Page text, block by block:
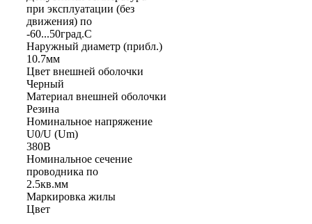
при эксплуатации (без
движения) по
-60...50град.C
Наружный диаметр (прибл.)
10.7мм
Цвет внешней оболочки
Черный
Материал внешней оболочки
Резина
Номинальное напряжение
U0/U (Um)
380В
Номинальное сечение
проводника по
2.5кв.мм
Маркировка жилы
Цвет